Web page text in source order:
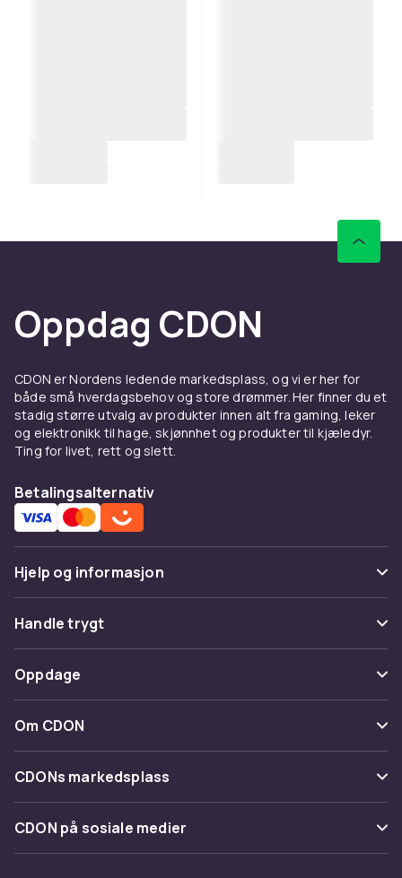
Oppdag CDON
CDON er Nordens ledende markedsplass, og vi er her for
både små hverdagsbehov og store drømmer. Her finner du et
stadig større utvalg av produkter innen alt fra gaming, leker
og elektronikk til hage, skjønnhet og produkter til kjæledyr.
Ting for livet, rett og slett.
Betalingsalternativ
Hjelp og informasjon
Vanlige spørsmål
Spor pakke
Angre & returner her
Kontakt oss
Handle trygt
Betaling
Levering
Tilbakekallinger
Oppdage
Kategorier
Varemerker
Om CDON
Om oss
Kundeanmeldelser
Jobbe på CDON
CDONs markedsplass
Merchant Help Center
CDON på sosiale medier